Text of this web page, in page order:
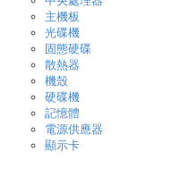
主機板
光碟機
固態硬碟
散熱器
機殼
硬碟機
記憶體
電源供應器
顯示卡